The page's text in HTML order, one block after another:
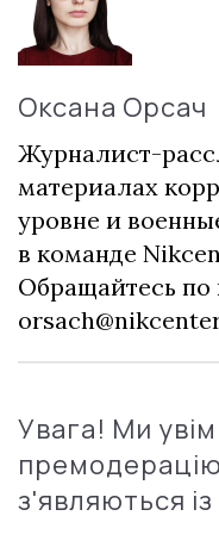
Оксана Орсач
Журналист-
материалах
уровне и
в команде
Обращайтесь по
Увага! Ми
з'являються